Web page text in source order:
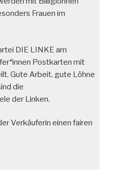
Frauen im
DIE LINKE am
Postkarten mit
Gute Arbeit, gute Löhne
die
der Linken.
Verkäuferin einen fairen